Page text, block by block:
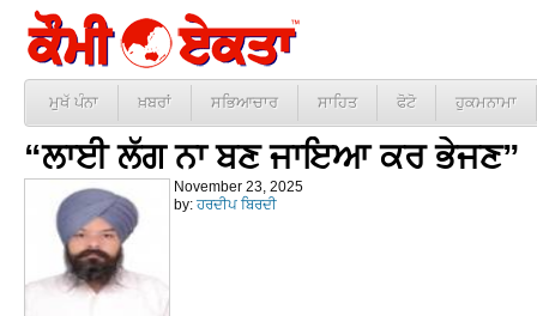
ਮੁਖੱ ਪੰਨਾ ਖ਼ਬਰਾਂ ਸਭਿਆਚਾਰ ਸਾਹਿਤ ਫੋਟੋ ਹੁਕਮਨਾਮਾ
“ਲਾਈ ਲੱਗ ਨਾ ਬਣ ਜਾਇਆ ਕਰ ਭੇਜਣ”
November 23, 2025
by: ਹਰਦੀਪ ਬਿਰਦੀ